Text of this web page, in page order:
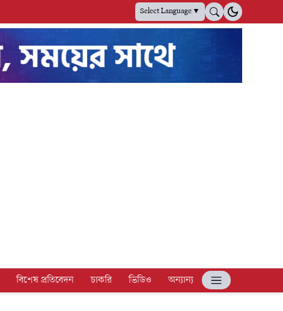
Select Language▼
বিশেষ প্রতিবেদন চাকরি ভিডিও
অন্যান্য